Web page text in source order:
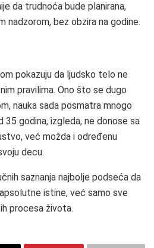
da trudnoća bude planirana,
nadzorom, bez obzira na godine.
pokazuju da ljudsko telo ne
pravilima. Ono što se dugo
nauka sada posmatra mnogo
35 godina, izgleda, ne donose sa
već možda i određenu
decu.
saznanja najbolje podseća da
istine, već samo sve
procesa života.